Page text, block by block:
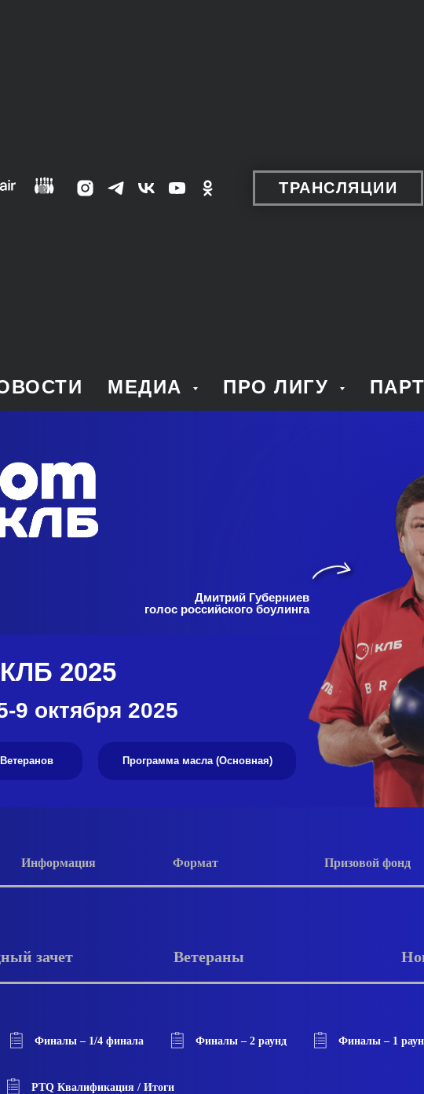
ТРАНСЛЯЦИИ
МЕДИА ПРО ЛИГУ
2025
9 октября 2025
Дмитрий Губерниев
голос российского боулинга
Программа масла (Основная)
Информация Формат Призовой фонд
зачет Ветераны
Финалы – 1/4 финала Финалы – 2 раунд Финалы – 1
PTQ Квалификация / Итоги